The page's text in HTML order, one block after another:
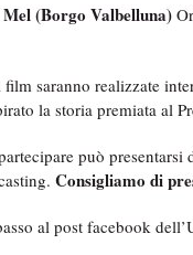
(Borgo Valbelluna)
saranno realizzate
la storia premiata al
può
Consigliamo di
al post facebook